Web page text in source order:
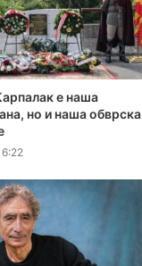
е наша
но и наша обврска